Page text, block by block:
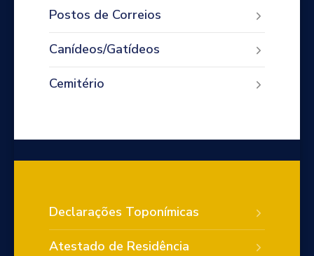
Postos de Correios
Canídeos/Gatídeos
Cemitério
Declarações Toponímicas
Atestado de Residência